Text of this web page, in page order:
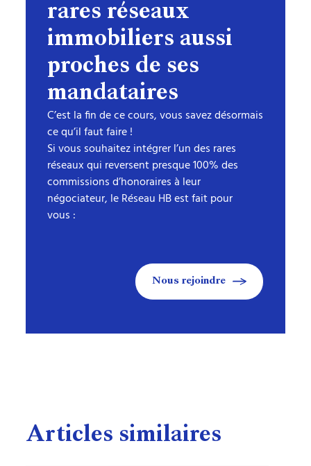
rares réseaux
immobiliers aussi
proches de ses
mandataires
C’est la fin de ce cours, vous savez désormais
ce qu’il faut faire !
Si vous souhaitez intégrer l’un des rares
réseaux qui reversent presque 100% des
commissions d’honoraires à leur
négociateur, le Réseau HB est fait pour
vous :
Nous rejoindre
Articles similaires